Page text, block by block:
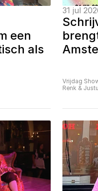
een
als
31 jul
Vrijdag
Renk &